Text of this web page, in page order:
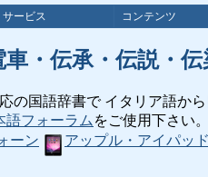
サービス コンテンツ
・伝承・伝説・
の国語辞書で イタリア語か
語フォーラム をご使用下さい。
ーン アップル・アイパッド